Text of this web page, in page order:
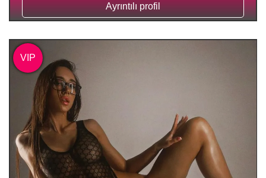
Ayrıntılı profil
VIP